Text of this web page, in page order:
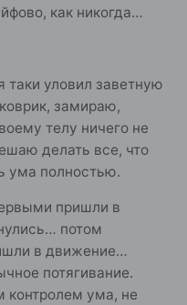
как никогда…
таки уловил заветную
замираю,
телу ничего не
делать все, что
ума полностью.
пришли в
потом
в движение…
потягивание.
контролем ума, не